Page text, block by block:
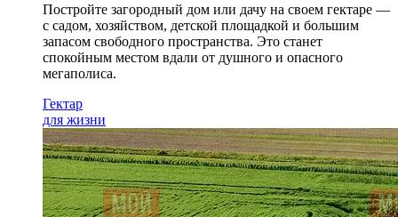
Постройте загородный дом или дачу на своем гектаре —
с садом, хозяйством, детской площадкой и большим
запасом свободного пространства. Это станет
спокойным местом вдали от душного и опасного
мегаполиса.
Гектар
для жизни